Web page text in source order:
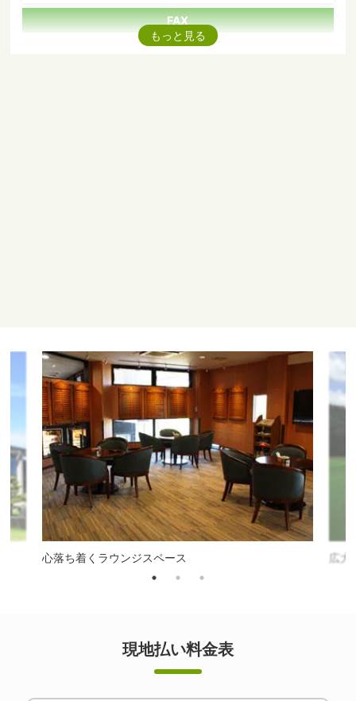
FAX
九州オープン選手権
乗用カート
フェアウェイ乗り入れ不可
もっと見る
心落ち着くラウンジスペース 広大
現地払い料金表